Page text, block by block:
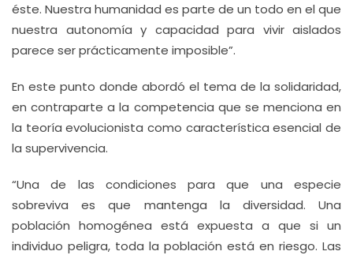
éste. Nuestra humanidad es parte de un todo en el que
nuestra autonomía y capacidad para vivir aislados
parece ser prácticamente imposible”.
En este punto donde abordó el tema de la solidaridad,
en contraparte a la competencia que se menciona en
la teoría evolucionista como característica esencial de
la supervivencia.
“Una de las condiciones para que una especie
sobreviva es que mantenga la diversidad. Una
población homogénea está expuesta a que si un
individuo peligra, toda la población está en riesgo. Las